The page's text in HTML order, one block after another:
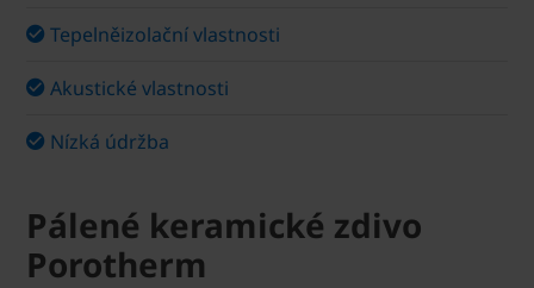
Tepelněizolační vlastnosti
Akustické vlastnosti
Nízká údržba
Pálené keramické zdivo
Porotherm